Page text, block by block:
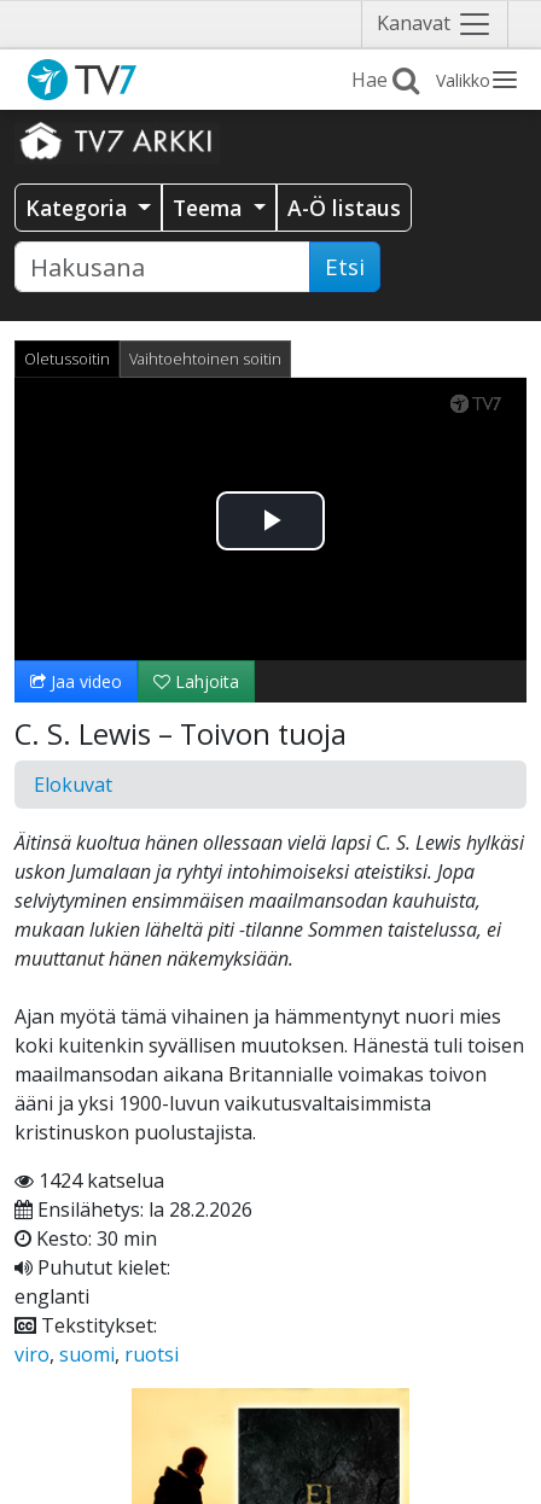
Kanavat Näytä
valikko
Valikko
Kategoria Teema A-Ö listaus
Etsi
Oletussoitin Vaihtoehtoinen soitin
Toista
Jaa video Lahjoita
C. S. Lewis – Toivon tuoja
Elokuvat
Äitinsä kuoltua hänen ollessaan vielä lapsi C. S. Lewis hylkäsi
uskon Jumalaan ja ryhtyi intohimoiseksi ateistiksi. Jopa
selviytyminen ensimmäisen maailmansodan kauhuista,
mukaan lukien läheltä piti -tilanne Sommen taistelussa, ei
muuttanut hänen näkemyksiään.
Ajan myötä tämä vihainen ja hämmentynyt nuori mies
koki kuitenkin syvällisen muutoksen. Hänestä tuli toisen
maailmansodan aikana Britannialle voimakas toivon
ääni ja yksi 1900-luvun vaikutusvaltaisimmista
kristinuskon puolustajista.
1424 katselua
Ensilähetys: la 28.2.2026
Kesto: 30 min
Puhutut kielet:
englanti
Tekstitykset:
viro, suomi, ruotsi